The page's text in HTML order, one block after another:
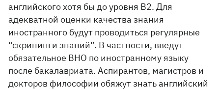
английского хотя бы до уровня В2. Для
адекватной оценки качества знания
иностранного будут проводиться регулярные
“скрининги знаний”. В частности, введут
обязательное ВНО по иностранному языку
после бакалавриата. Аспирантов, магистров и
докторов философии обяжут знать английский